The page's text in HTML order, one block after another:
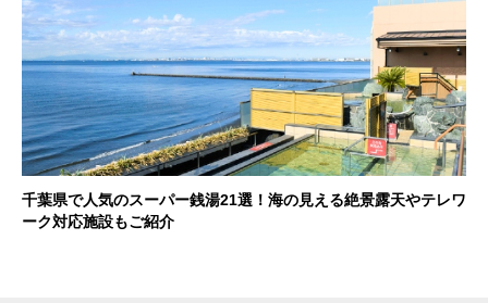
千葉県で人気のスーパー銭湯21選！海の見える絶景露天やテレワ
ーク対応施設もご紹介